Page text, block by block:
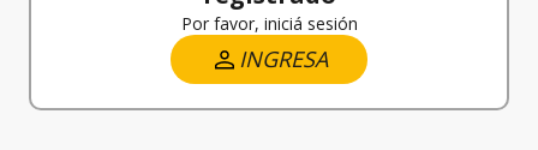
Por favor, iniciá sesión
INGRESA